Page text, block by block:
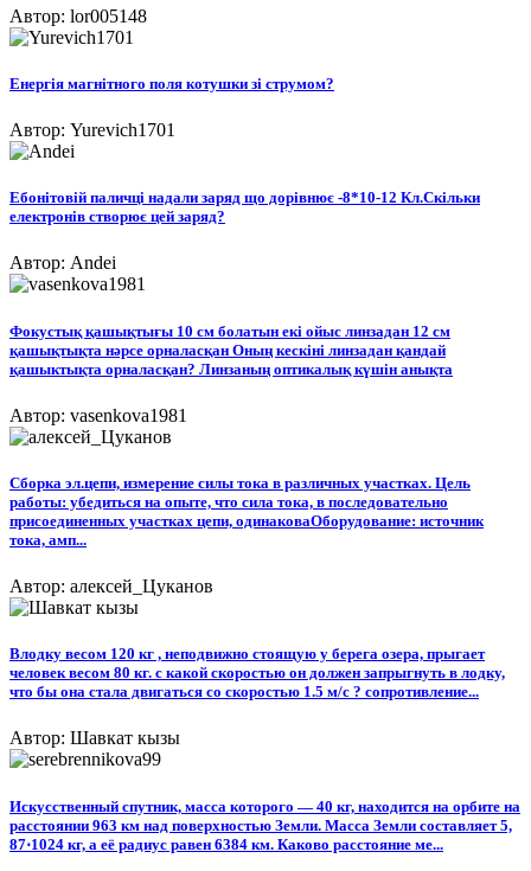
Автор: lor005148
Енергія магнітного поля котушки зі струмом?
Автор: Yurevich1701
Ебонітовій паличці надали заряд що дорівнює -8*10-12 Кл.Скільки
електронів створює цей заряд?
Автор: Andei
Фокустық қашықтығы 10 см болатын екі ойыс линзадан 12 см
қашықтықта нәрсе орналасқан Оның кескіні линзадан қандай
қашыктықта орналасқан? Линзаның оптикалық күшін анықта
Автор: vasenkova1981
Сборка эл.цепи, измерение силы тока в различных участках. Цель
работы: убедиться на опыте, что сила тока, в последовательно
присоединенных участках цепи, одинаковаОборудование: источник
тока, амп...
Автор: алексей_Цуканов
Влодку весом 120 кг , неподвижно стоящую у берега озера, прыгает
человек весом 80 кг. с какой скоростью он должен запрыгнуть в лодку,
что бы она стала двигаться со скоростью 1.5 м/с ? сопротивление...
Автор: Шавкат кызы
Искусственный спутник, масса которого — 40 кг, находится на орбите на
расстоянии 963 км над поверхностью Земли. Масса Земли составляет 5,
87⋅1024 кг, а её радиус равен 6384 км. Каково расстояние ме...